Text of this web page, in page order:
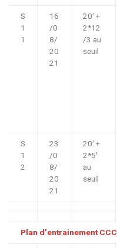
S
1
1
16
/0
8/
20
21
20′ +
2*12
/3 au
seuil
S
1
2
23
/0
8/
20
21
20′ +
2*5′
au
seuil
Plan d’entrainement CCC